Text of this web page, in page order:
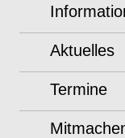
Aktuelles
Termine